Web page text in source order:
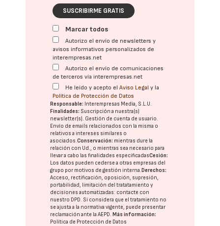
SUSCRIBIRME GRATIS
Marcar todos
Autorizo el envío de newsletters y
avisos informativos personalizados de
interempresas.net
Autorizo el envío de comunicaciones
de terceros vía interempresas.net
He leído y acepto elAviso Legal y la
Política de Protección de Datos
Responsable: Interempresas Media, S.L.U.
Finalidades: Suscripción a nuestra(s)
newsletter(s). Gestión de cuenta de usuario.
Envío de emails relacionados con la misma o
relativos a intereses similares o
asociados.Conservación: mientras dure la
relación con Ud., o mientras sea necesario para
llevar a cabo las finalidades especificadasCesión:
Los datos pueden cederse a otras empresas del
grupo por motivos de gestión interna. Derechos:
Acceso, rectificación, oposición, supresión,
portabilidad, limitación del tratatamiento y
decisiones automatizadas: contacte con
nuestro DPD. Si considera que el tratamiento no
se ajusta a la normativa vigente, puede presentar
reclamación ante laAEPD. Más información:
Política de Protección de Datos